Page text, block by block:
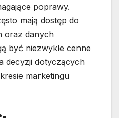
poprawy.
mają dostęp do
oraz danych
być niezwykle cenne
decyzji dotyczących
marketingu